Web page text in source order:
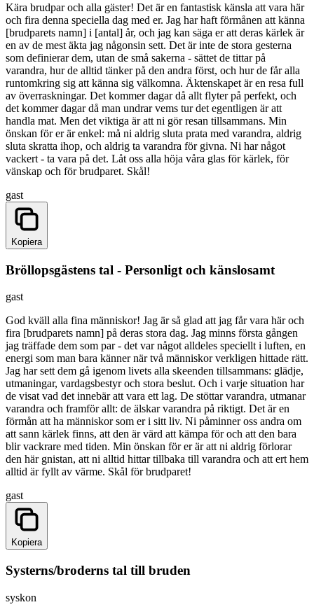
Kära brudpar och alla gäster! Det är en fantastisk känsla att vara här
och fira denna speciella dag med er. Jag har haft förmånen att känna
[brudparets namn] i [antal] år, och jag kan säga er att deras kärlek är
en av de mest äkta jag någonsin sett. Det är inte de stora gesterna
som definierar dem, utan de små sakerna - sättet de tittar på
varandra, hur de alltid tänker på den andra först, och hur de får alla
runtomkring sig att känna sig välkomna. Äktenskapet är en resa full
av överraskningar. Det kommer dagar då allt flyter på perfekt, och
det kommer dagar då man undrar vems tur det egentligen är att
handla mat. Men det viktiga är att ni gör resan tillsammans. Min
önskan för er är enkel: må ni aldrig sluta prata med varandra, aldrig
sluta skratta ihop, och aldrig ta varandra för givna. Ni har något
vackert - ta vara på det. Låt oss alla höja våra glas för kärlek, för
vänskap och för brudparet. Skål!
gast
Kopiera
Bröllopsgästens tal - Personligt och känslosamt
gast
God kväll alla fina människor! Jag är så glad att jag får vara här och
fira [brudparets namn] på deras stora dag. Jag minns första gången
jag träffade dem som par - det var något alldeles speciellt i luften, en
energi som man bara känner när två människor verkligen hittade rätt.
Jag har sett dem gå igenom livets alla skeenden tillsammans: glädje,
utmaningar, vardagsbestyr och stora beslut. Och i varje situation har
de visat vad det innebär att vara ett lag. De stöttar varandra, utmanar
varandra och framför allt: de älskar varandra på riktigt. Det är en
förmån att ha människor som er i sitt liv. Ni påminner oss andra om
att sann kärlek finns, att den är värd att kämpa för och att den bara
blir vackrare med tiden. Min önskan för er är att ni aldrig förlorar
den här gnistan, att ni alltid hittar tillbaka till varandra och att ert hem
alltid är fyllt av värme. Skål för brudparet!
gast
Kopiera
Systerns/broderns tal till bruden
syskon